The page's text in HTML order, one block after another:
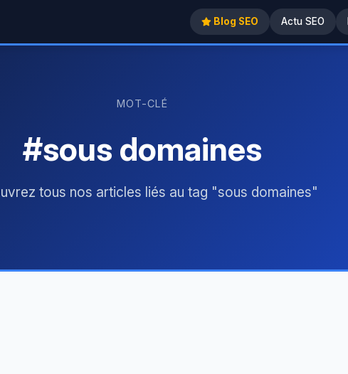
Blog SEO Actu SEO
MOT-CLÉ
#sous domaines
tous nos articles liés au tag "sous domaines"